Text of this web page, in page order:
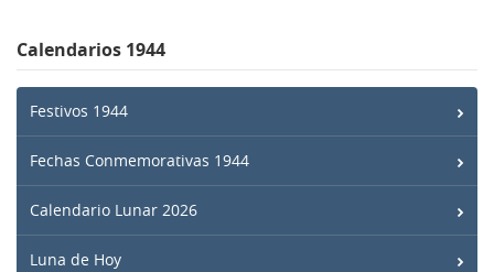
Calendarios 1944
Festivos 1944
Fechas Conmemorativas 1944
Calendario Lunar 2026
Luna de Hoy